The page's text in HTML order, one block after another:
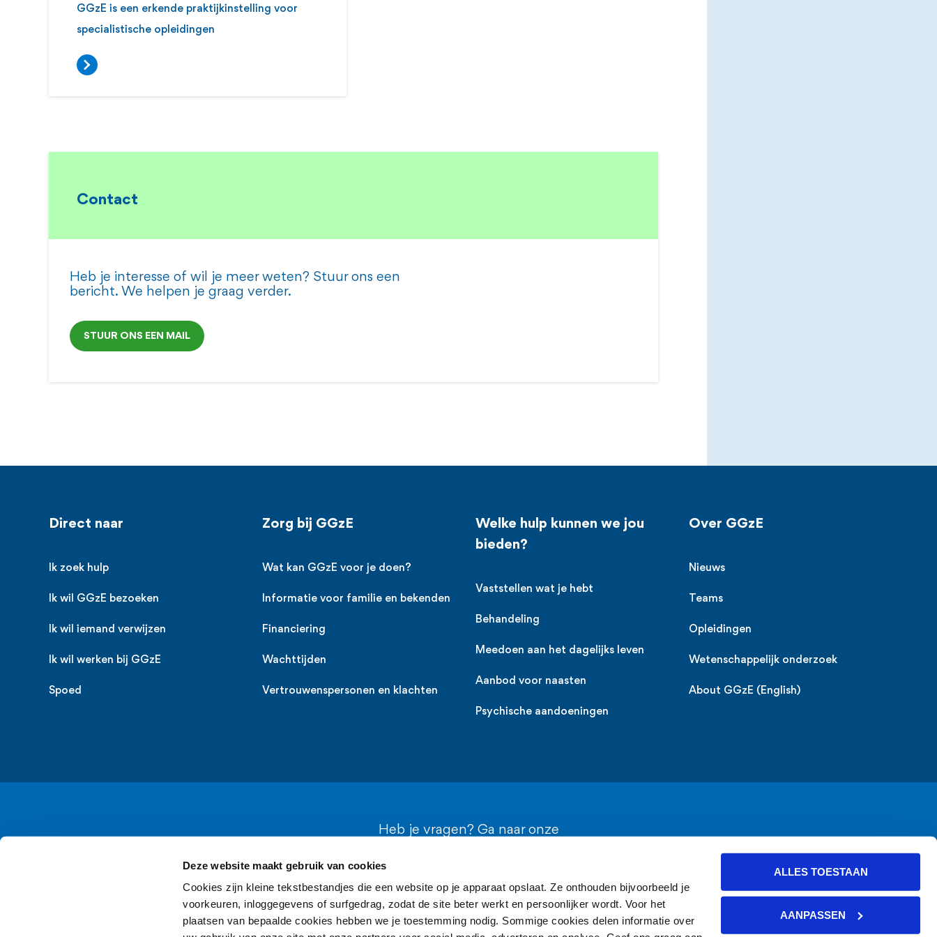
Deze website maakt gebruik van cookies
Cookies zijn kleine tekstbestandjes die een website op je apparaat opslaat. Ze onthouden bijvoorbeeld je
voorkeuren, inloggegevens of surfgedrag, zodat de site beter werkt en persoonlijker wordt. Voor het
plaatsen van bepaalde cookies hebben we je toestemming nodig. Sommige cookies delen informatie over
ALLES TOESTAAN
AANPASSEN
GGzE is een erkende praktijkinstelling voor
specialistische opleidingen
Contact
Heb je interesse of wil je meer weten? Stuur ons een
bericht. We helpen je graag verder.
STUUR ONS EEN MAIL
Voet
Direct naar
Ik zoek hulp
Ik wil GGzE bezoeken
Ik wil iemand verwijzen
Ik wil werken bij GGzE
Spoed
Zorg bij GGzE
Wat kan GGzE voor je doen?
Informatie voor familie en bekenden
Financiering
Wachttijden
Vertrouwenspersonen en klachten
Welke hulp kunnen we jou
bieden?
Vaststellen wat je hebt
Behandeling
Meedoen aan het dagelijks leven
Aanbod voor naasten
Psychische aandoeningen
Over GGzE
Nieuws
Teams
Opleidingen
Wetenschappelijk onderzoek
About GGzE (English)
Heb je vragen? Ga naar onze